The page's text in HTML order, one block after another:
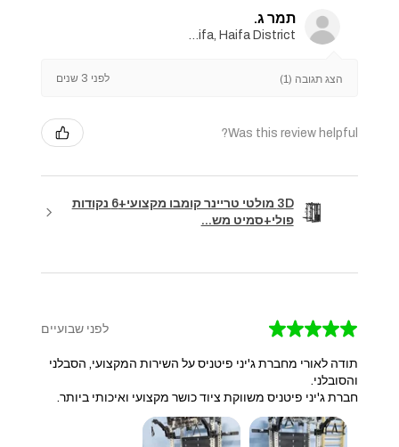
תמר ג.
Haifa, Haifa District
הצג תגובה (1) לפני 3 שנים
Was this review helpful?
3D מולטי טריינר קומבו מקצועי+6 נקודות
פולי+סמיט מש...
★
★
★
★
★ לפני שבועיים
תודה לאורי מחברת ג'יני פיטניס על השירות המקצועי, הסבלני
והסובלני.
חברת ג'יני פיטניס משווקת ציוד כושר מקצועי ואיכותי ביותר.